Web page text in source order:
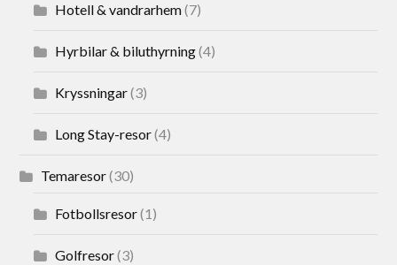
Hotell & vandrarhem(7)
Hyrbilar & biluthyrning(4)
Kryssningar(3)
Long Stay-resor(4)
Temaresor(30)
Fotbollsresor(1)
Golfresor(3)